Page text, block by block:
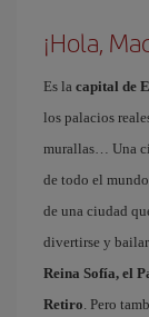
¡Hola,
Es la capital de
los palacios
murallas… Una
de todo el
de una ciudad
divertirse y
Reina Sofía, el
Retiro. Pero